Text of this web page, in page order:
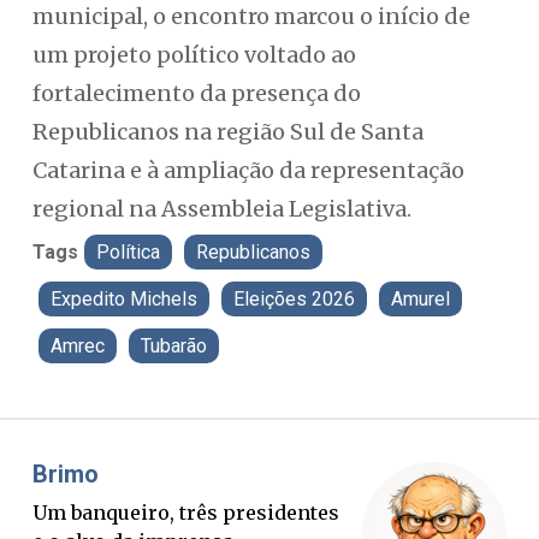
municipal, o encontro marcou o início de
um projeto político voltado ao
fortalecimento da presença do
Republicanos na região Sul de Santa
Catarina e à ampliação da representação
regional na Assembleia Legislativa.
Tags Política Republicanos
Expedito Michels Eleições 2026 Amurel
Amrec Tubarão
Misael Elias
O Boato corre mais rápido que a